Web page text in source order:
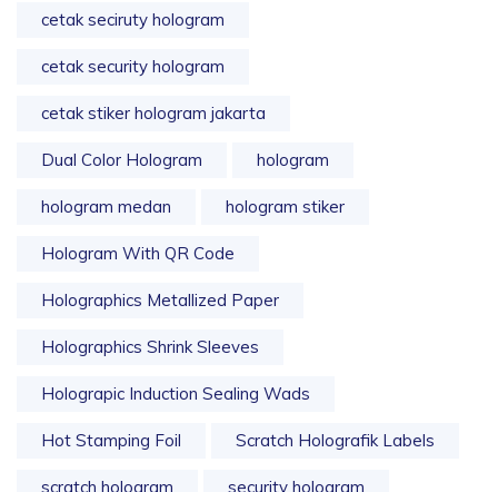
cetak seciruty hologram
cetak security hologram
cetak stiker hologram jakarta
Dual Color Hologram hologram
hologram medan hologram stiker
Hologram With QR Code
Holographics Metallized Paper
Holographics Shrink Sleeves
Holograpic Induction Sealing Wads
Hot Stamping Foil Scratch Holografik Labels
scratch hologram security hologram